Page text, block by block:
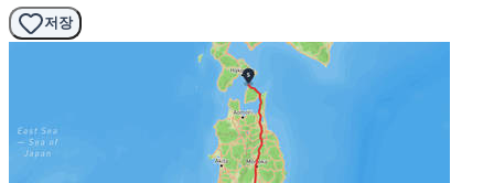
저장